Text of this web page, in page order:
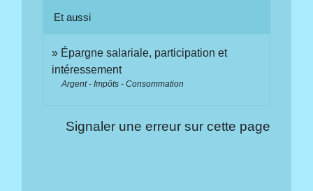
Et aussi
Épargne salariale, participation et
intéressement
Argent - Impôts - Consommation
Signaler une erreur sur cette page